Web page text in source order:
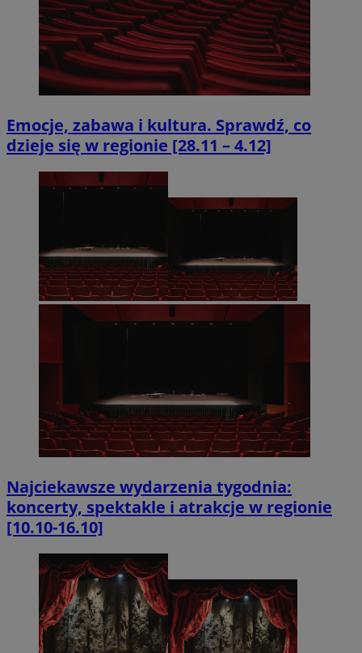
Emocje, zabawa i kultura. Sprawdź, co
dzieje się w regionie [28.11 – 4.12]
Najciekawsze wydarzenia tygodnia:
koncerty, spektakle i atrakcje w regionie
[10.10-16.10]